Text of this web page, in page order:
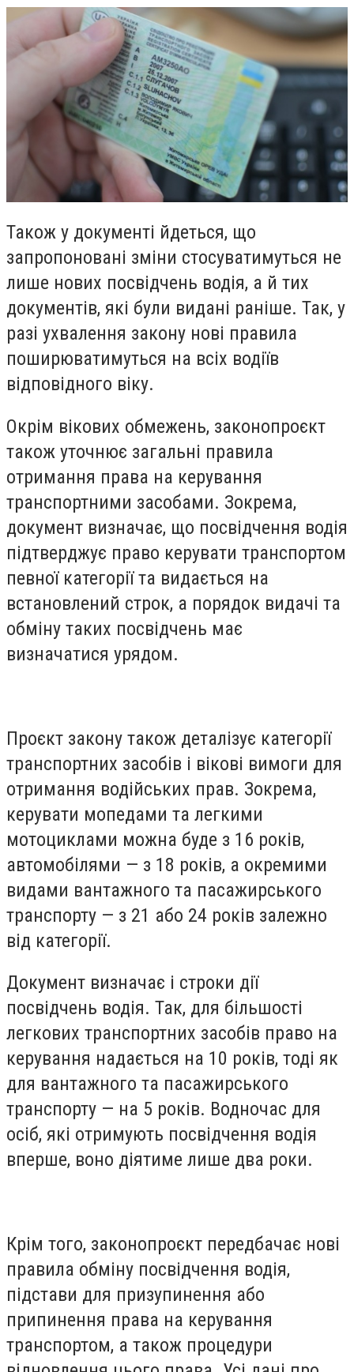
Також у документі йдеться, що
запропоновані зміни стосуватимуться не
лише нових посвідчень водія, а й тих
документів, які були видані раніше. Так, у
разі ухвалення закону нові правила
поширюватимуться на всіх водіїв
відповідного віку.
Окрім вікових обмежень, законопроєкт
також уточнює загальні правила
отримання права на керування
транспортними засобами. Зокрема,
документ визначає, що посвідчення водія
підтверджує право керувати транспортом
певної категорії та видається на
встановлений строк, а порядок видачі та
обміну таких посвідчень має
визначатися урядом.
Проєкт закону також деталізує категорії
транспортних засобів і вікові вимоги для
отримання водійських прав. Зокрема,
керувати мопедами та легкими
мотоциклами можна буде з 16 років,
автомобілями — з 18 років, а окремими
видами вантажного та пасажирського
транспорту — з 21 або 24 років залежно
від категорії.
Документ визначає і строки дії
посвідчень водія. Так, для більшості
легкових транспортних засобів право на
керування надається на 10 років, тоді як
для вантажного та пасажирського
транспорту — на 5 років. Водночас для
осіб, які отримують посвідчення водія
вперше, воно діятиме лише два роки.
Крім того, законопроєкт передбачає нові
правила обміну посвідчення водія,
підстави для призупинення або
припинення права на керування
транспортом, а також процедури